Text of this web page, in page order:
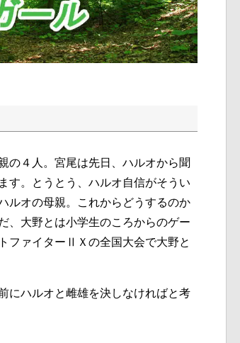
の４人。宮尾は先日、ハルオから聞
す。とうとう、ハルオ自信がそうい
ルオの母親。これからどうするのか
、大野とは小学生のころからのゲー
ファイターⅡＸの全国大会で大野と
にハルオと雌雄を決しなければと考